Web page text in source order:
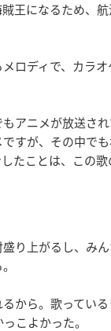
王になるため、
ロディで、カラ
もアニメが放送さ
すが、その中で
たことは、この
り上がるし、み
から。歌ってい
こよかった。